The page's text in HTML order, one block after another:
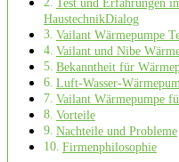
Test und Erfahrungen
HaustechnikDialog
Vailant Wärmepumpe
Vailant und Nibe
Bekanntheit für
Luft-Wasser-
Vailant Wärmepumpe
Vorteile
Nachteile und Probleme
Firmenphilosophie